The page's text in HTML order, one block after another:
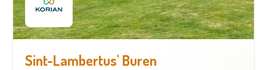
Sint-Lambertus' Buren